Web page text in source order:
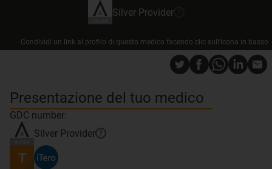
Silver Provider
Condividi un link al profilo di questo medico facendo clic sull’icona in basso
Presentazione del tuo medico
GDC number:
Silver Provider ?